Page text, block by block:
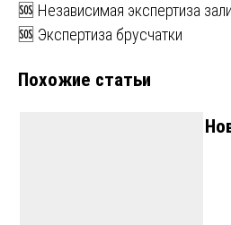
Навигация
по
записям
🆘 Независимая экспертиза
🆘 Экспертиза брусчатки
Похожие статьи